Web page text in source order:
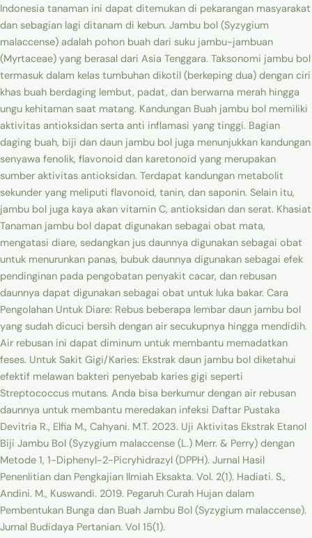
Indonesia tanaman ini dapat ditemukan di pekarangan masyarakat
dan sebagian lagi ditanam di kebun. Jambu bol (Syzygium
malaccense) adalah pohon buah dari suku jambu-jambuan
(Myrtaceae) yang berasal dari Asia Tenggara. Taksonomi jambu bol
termasuk dalam kelas tumbuhan dikotil (berkeping dua) dengan ciri
khas buah berdaging lembut, padat, dan berwarna merah hingga
ungu kehitaman saat matang. Kandungan Buah jambu bol memiliki
aktivitas antioksidan serta anti inflamasi yang tinggi. Bagian
daging buah, biji dan daun jambu bol juga menunjukkan kandungan
senyawa fenolik, flavonoid dan karetonoid yang merupakan
sumber aktivitas antioksidan. Terdapat kandungan metabolit
sekunder yang meliputi flavonoid, tanin, dan saponin. Selain itu,
jambu bol juga kaya akan vitamin C, antioksidan dan serat. Khasiat
Tanaman jambu bol dapat digunakan sebagai obat mata,
mengatasi diare, sedangkan jus daunnya digunakan sebagai obat
untuk menurunkan panas, bubuk daunnya digunakan sebagai efek
pendinginan pada pengobatan penyakit cacar, dan rebusan
daunnya dapat digunakan sebagai obat untuk luka bakar. Cara
Pengolahan Untuk Diare: Rebus beberapa lembar daun jambu bol
yang sudah dicuci bersih dengan air secukupnya hingga mendidih.
Air rebusan ini dapat diminum untuk membantu memadatkan
feses. Untuk Sakit Gigi/Karies: Ekstrak daun jambu bol diketahui
efektif melawan bakteri penyebab karies gigi seperti
Streptococcus mutans. Anda bisa berkumur dengan air rebusan
daunnya untuk membantu meredakan infeksi Daftar Pustaka
Devitria R., Elfia M., Cahyani. M.T. 2023. Uji Aktivitas Ekstrak Etanol
Biji Jambu Bol (Syzygium malaccense (L.) Merr. & Perry) dengan
Metode 1, 1-Diphenyl-2-Picryhidrazyl (DPPH). Jurnal Hasil
Penenlitian dan Pengkajian Ilmiah Eksakta. Vol. 2(1). Hadiati. S.,
Andini. M., Kuswandi. 2019. Pegaruh Curah Hujan dalam
Pembentukan Bunga dan Buah Jambu Bol (Syzygium malaccense).
Jurnal Budidaya Pertanian. Vol 15(1).